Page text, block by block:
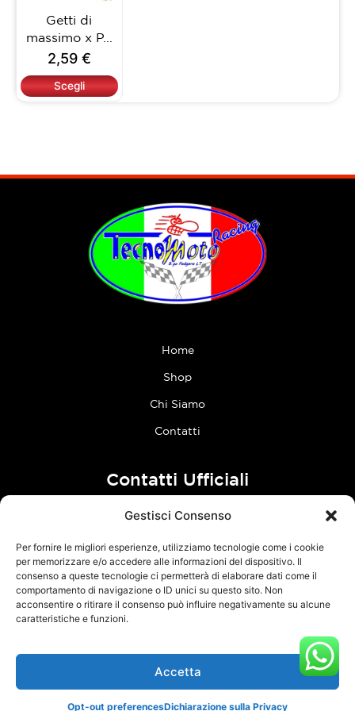
Gestisci Consenso
Per fornire le migliori esperienze, utilizziamo tecnologie come i cookie
per memorizzare e/o accedere alle informazioni del dispositivo. Il
consenso a queste tecnologie ci permetterà di elaborare dati come il
comportamento di navigazione o ID unici su questo sito. Non
acconsentire o ritirare il consenso può influire negativamente su alcune
caratteristiche e funzioni.
Accetta
Opt-out preferencesDichiarazione sulla Privacy
Getti di
massimo x P...
2,59 €
Scegli
opzioni
possono
scelte
nella
pagina
Home
Shop
Chi Siamo
Contatti
Contatti Ufficiali
Follow Us
F
b
o
I
g
TCM Racing s.r.l.s. – Via Acque Alte, snc – 04100 Latina – P.Iva
03126380595 –Privacy Policy–Cookie Policy